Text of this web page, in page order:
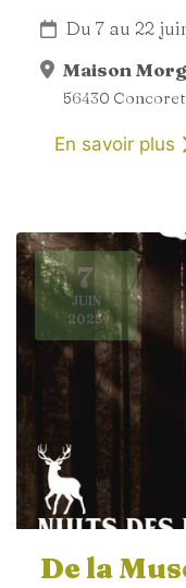
Du 7 au 22
Maison
56430 Concoret
En savoir plus
7
JUIN
2025
De la